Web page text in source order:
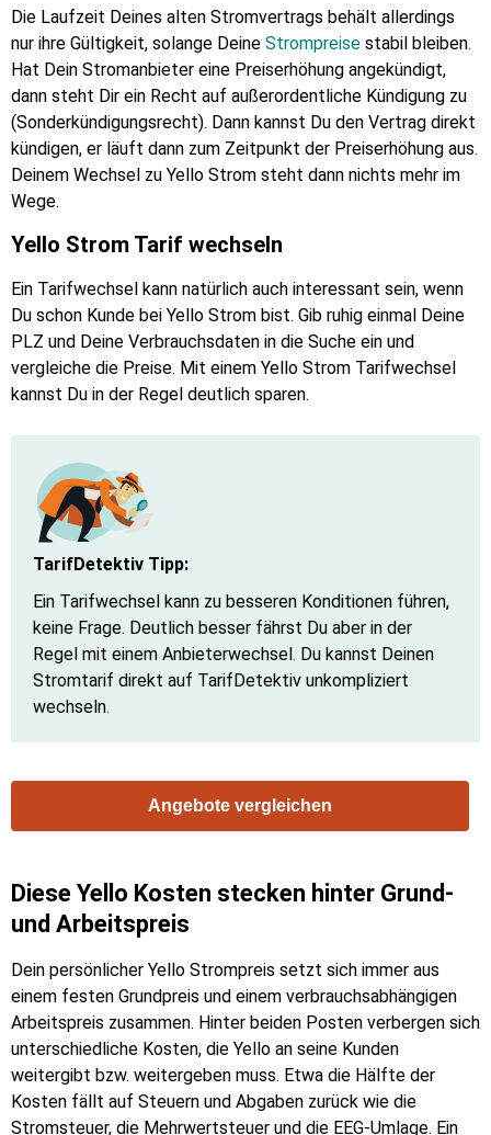
Die Laufzeit Deines alten Stromvertrags behält allerdings
nur ihre Gültigkeit, solange Deine Strompreise stabil bleiben.
Hat Dein Stromanbieter eine Preiserhöhung angekündigt,
dann steht Dir ein Recht auf außerordentliche Kündigung zu
(Sonderkündigungsrecht). Dann kannst Du den Vertrag direkt
kündigen, er läuft dann zum Zeitpunkt der Preiserhöhung aus.
Deinem Wechsel zu Yello Strom steht dann nichts mehr im
Wege.
Yello Strom Tarif wechseln
Ein Tarifwechsel kann natürlich auch interessant sein, wenn
Du schon Kunde bei Yello Strom bist. Gib ruhig einmal Deine
PLZ und Deine Verbrauchsdaten in die Suche ein und
vergleiche die Preise. Mit einem Yello Strom Tarifwechsel
kannst Du in der Regel deutlich sparen.
TarifDetektiv Tipp:
Ein Tarifwechsel kann zu besseren Konditionen führen,
keine Frage. Deutlich besser fährst Du aber in der
Regel mit einem Anbieterwechsel. Du kannst Deinen
Stromtarif direkt auf TarifDetektiv unkompliziert
wechseln.
Angebote vergleichen
Diese Yello Kosten stecken hinter Grund-
und Arbeitspreis
Dein persönlicher Yello Strompreis setzt sich immer aus
einem festen Grundpreis und einem verbrauchsabhängigen
Arbeitspreis zusammen. Hinter beiden Posten verbergen sich
unterschiedliche Kosten, die Yello an seine Kunden
weitergibt bzw. weitergeben muss. Etwa die Hälfte der
Kosten fällt auf Steuern und Abgaben zurück wie die
Stromsteuer, die Mehrwertsteuer und die EEG-Umlage. Ein